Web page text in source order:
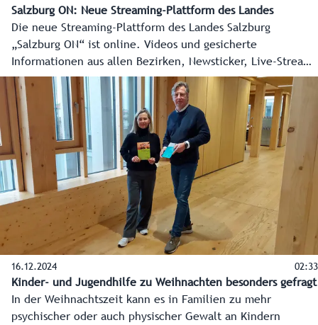
Salzburg ON: Neue Streaming-Plattform des Landes
Die neue Streaming-Plattform des Landes Salzburg
„Salzburg ON“ ist online. Videos und gesicherte
Informationen aus allen Bezirken, Newsticker, Live-Streams
und vieles mehr zeigen die ganze Vielfalt des Landes
Salzburg. Landeshauptmann Wilfried Haslauer und
Landeshauptmann-Stellvertreterin Marlene Svazek drückten
vor kurzem symbolisch auf den Startknopf und Salzburg ON
ging online. Entwickelt wurde Salzburg ON von der
Salzburger Firma „kavedo“ mit Sitz in Puch-Urstein. Philipp
Venningen und Martin Kappacher wagten sich mit dem
Projekt auf neues Terrain. So wird Salzburg ON tagtäglich
die wichtigsten Informationen und schönsten Bilder aus
allen Regionen des Landes Salzburg auf die Smartphones
und Bildschirme der Bevölkerung bringen.
16.12.2024 02:33
Kinder- und Jugendhilfe zu Weihnachten besonders gefragt
In der Weihnachtszeit kann es in Familien zu mehr
psychischer oder auch physischer Gewalt an Kindern